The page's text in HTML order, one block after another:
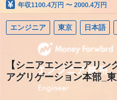
年収1100.4万円 〜 2000.4万円
エンジニア 東京 日本語
【シニアエンジニアリン
アグリゲーション本部_